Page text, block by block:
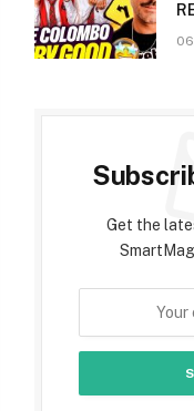
Get the